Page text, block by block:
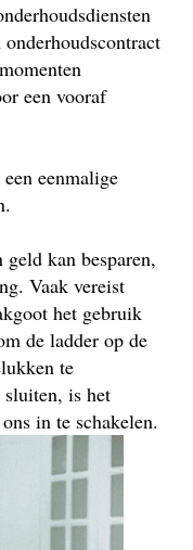
een vooraf
eenmalige
kan besparen,
Vaak vereist
het gebruik
de ladder op de
te
is het
in te schakelen.